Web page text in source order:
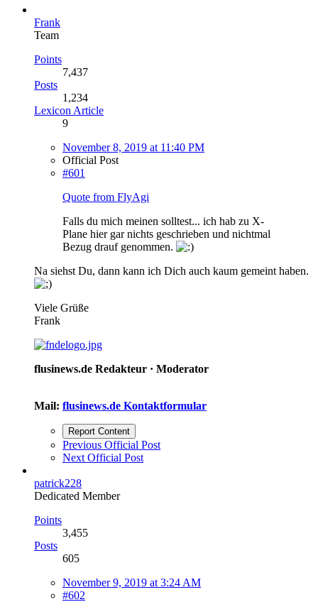
Frank
Team
Points
7,437
Posts
1,234
Lexicon Article
9
November 8, 2019 at 11:40 PM
Official Post
#601
Quote from FlyAgi
Falls du mich meinen solltest... ich hab zu X-
Plane hier gar nichts geschrieben und nichtmal
Bezug drauf genommen.
Na siehst Du, dann kann ich Dich auch kaum gemeint haben.
Viele Grüße
Frank
flusinews.de Redakteur · Moderator
Mail: flusinews.de Kontaktformular
Report Content
Previous Official Post
Next Official Post
patrick228
Dedicated Member
Points
3,455
Posts
605
November 9, 2019 at 3:24 AM
#602